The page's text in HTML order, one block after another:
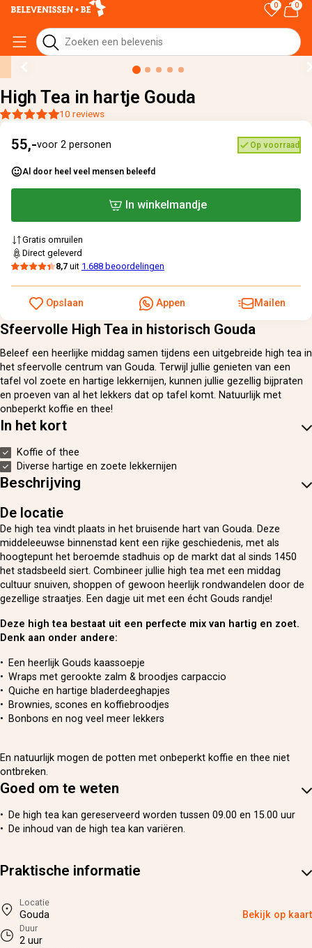
0 0
› High Tea in hartje Gouda
High Tea in hartje Gouda
10 reviews
Sfeervolle High Tea in historisch Gouda
Beleef een heerlijke middag samen tijdens een uitgebreide high tea in
het sfeervolle centrum van Gouda. Terwijl jullie genieten van een
tafel vol zoete en hartige lekkernijen, kunnen jullie gezellig bijpraten
en proeven van al het lekkers dat op tafel komt. Natuurlijk met
onbeperkt koffie en thee!
In het kort
Koffie of thee
Diverse hartige en zoete lekkernijen
Beschrijving
De locatie
De high tea vindt plaats in het bruisende hart van Gouda. Deze
middeleeuwse binnenstad kent een rijke geschiedenis, met als
hoogtepunt het beroemde stadhuis op de markt dat al sinds 1450
het stadsbeeld siert. Combineer jullie high tea met een middag
cultuur snuiven, shoppen of gewoon heerlijk rondwandelen door de
gezellige straatjes. Een dagje uit met een écht Gouds randje!
Deze high tea bestaat uit een perfecte mix van hartig en zoet.
Denk aan onder andere:
Een heerlijk Gouds kaassoepje
Wraps met gerookte zalm & broodjes carpaccio
Quiche en hartige bladerdeeghapjes
Brownies, scones en koffiebroodjes
Bonbons en nog veel meer lekkers
En natuurlijk mogen de potten met onbeperkt koffie en thee niet
ontbreken.
Goed om te weten
De high tea kan gereserveerd worden tussen 09.00 en 15.00 uur
De inhoud van de high tea kan variëren.
Praktische informatie
Locatie
Gouda Bekijk op kaart
Duur
2 uur
55,-voor 2 personen Op voorraad
Al door heel veel mensen beleefd
In winkelmandje
Gratis omruilen
Direct geleverd
8,7 uit 1.688 beoordelingen
Opslaan Appen Mailen